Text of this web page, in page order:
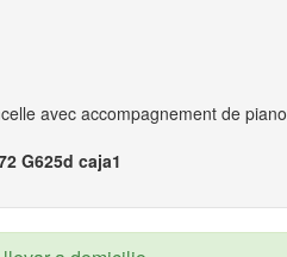
avec accompagnement de piano
G625d caja1